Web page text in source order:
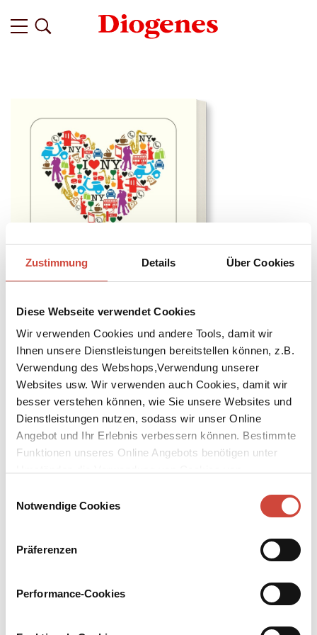
Zustimmung Details Über Cookies
Diese Webseite verwendet Cookies
Wir verwenden Cookies und andere Tools, damit wir
Ihnen unsere Dienstleistungen bereitstellen können, z.B.
Verwendung des Webshops,Verwendung unserer
Websites usw. Wir verwenden auch Cookies, damit wir
besser verstehen können, wie Sie unsere Websites und
Dienstleistungen nutzen, sodass wir unser Online
Angebot und Ihr Erlebnis verbessern können. Bestimmte
Funktionen unseres Online Angebots benötigen unter
Notwendige Cookies
Präferenzen
Performance-Cookies
Download Bilddatei
Kaufen
Noch ein Tag und eine Nacht
Aus dem Italienischen von Peter Klöss
Wecker, Kaffee, Straßenbahn, Büro, Fitness, Pizza, Kino, Bett
(wenn möglich nicht allein) … So sieht Giacomos Leben aus,
Großstadt. Eines Morgens fällt Giacomo in der Straßenbahn eine
junge Frau auf. Am nächsten Tag sitzt sie wieder da. Über Monate
morgendliche Treffen wird für ihn zum geheimen Rendezvous. Als